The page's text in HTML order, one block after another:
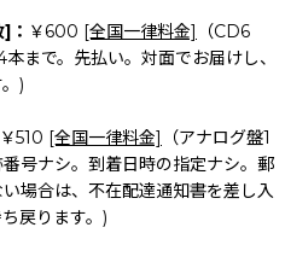
： ￥600 [全国一律料金]
（CD6
まで。先払い。対面でお届けし、
)
￥510 [全国一律料金]
（アナログ盤1
号ナシ。到着日時の指定ナシ。郵
場合は、不在配達通知書を差し入
戻ります。)